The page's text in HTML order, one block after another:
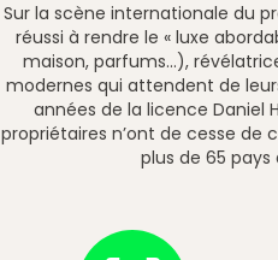
Sur la scène internationale du
réussi à rendre le « luxe
maison, parfums…),
modernes qui attendent de
années de la licence Daniel
propriétaires n’ont de cesse de
plus de 65